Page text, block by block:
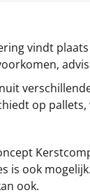
vindt
op
is ook
ook.